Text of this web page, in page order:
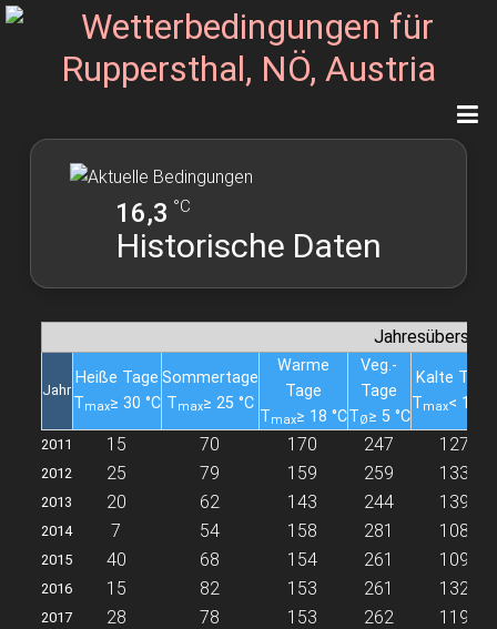
16,3 °C
Historische Daten
Jahr
Heiße Tage
Tmax≥ 30 °C
Sommertage
Tmax≥ 25 °C
Warme
Tage
Tmax≥ 18 °C
Veg.-
Tage
TØ≥ 5 °C
Kalte Tage
Tmax< 10
2011 15 70 170 247 127
2012 25 79 159 259 133
2013 20 62 143 244 139
2014 7 54 158 281 108
2015 40 68 154 261 109
2016 15 82 153 261 132
2017 28 78 153 262 119